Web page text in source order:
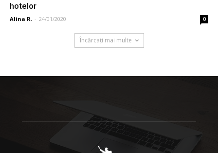
hotelor
Alina R. - 24/01/2020 0
Încărcați mai multe